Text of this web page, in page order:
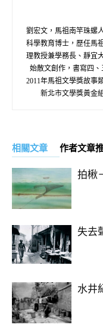
劉宏文，馬祖南竿珠螺
科學教育博士，歷任馬
理教授兼學務長、靜宜
始散文創作，書寫四
2011年馬祖文學獎故事
新北市文學獎黃金
相關文章 作者文章
拍楸
失去
水井